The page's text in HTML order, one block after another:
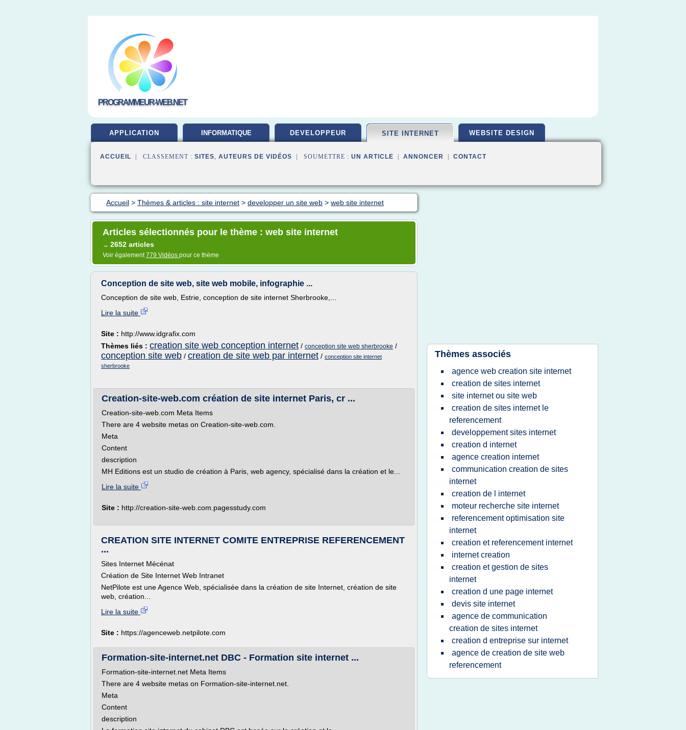
PROGRAMMEUR-WEB.NET
APPLICATION INFORMATIQUE DEVELOPPEUR SITE INTERNET WEBSITE DESIGN
ACCUEIL | CLASSEMENT : SITES, AUTEURS DE VIDÉOS | SOUMETTRE : UN ARTICLE ANNONCER CONTACT
Accueil > Thèmes & articles : site internet > developper un site web > web site internet
Articles sélectionnés pour le thème : web site internet
→ 2652 articles
Voir également779 Vidéos pour ce thème
Conception de site web, site web mobile, infographie ...
Conception de site web, Estrie, conception de site internet Sherbrooke,...
Lire la suite
Site : http://www.idgrafix.com
Thèmes liés : creation site web conception internet / conception site web sherbrooke /
conception site web / creation de site web par internet / conception site internet
sherbrooke
Creation-site-web.com création de site internet Paris, cr ...
Creation-site-web.com Meta Items
There are 4 website metas on Creation-site-web.com.
Meta
Content
description
MH Editions est un studio de création à Paris, web agency, spécialisé dans la création et le...
Lire la suite
Site : http://creation-site-web.com.pagesstudy.com
CREATION SITE INTERNET COMITE ENTREPRISE REFERENCEMENT
...
Sites Internet Mécénat
Création de Site Internet Web Intranet
NetPilote est une Agence Web, spécialisée dans la création de site Internet, création de site
web, création...
Lire la suite
Site : https://agenceweb.netpilote.com
Formation-site-internet.net DBC - Formation site internet ...
Formation-site-internet.net Meta Items
There are 4 website metas on Formation-site-internet.net.
Meta
Content
description
Thèmes associés
agence web creation site internet
creation de sites internet
site internet ou site web
creation de sites internet le
referencement
developpement sites internet
creation d internet
agence creation internet
communication creation de sites
internet
creation de l internet
moteur recherche site internet
referencement optimisation site
internet
creation et referencement internet
internet creation
creation et gestion de sites
internet
creation d une page internet
devis site internet
agence de communication
creation de sites internet
creation d entreprise sur internet
agence de creation de site web
referencement